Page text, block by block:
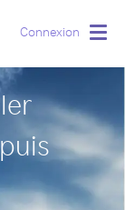
Connexion